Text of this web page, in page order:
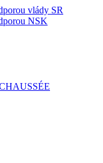
vlády SR
NSK